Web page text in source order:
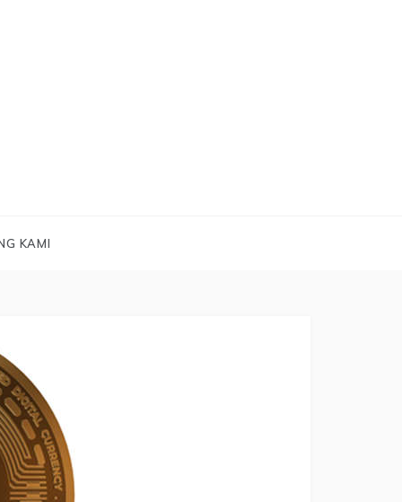
KAMI